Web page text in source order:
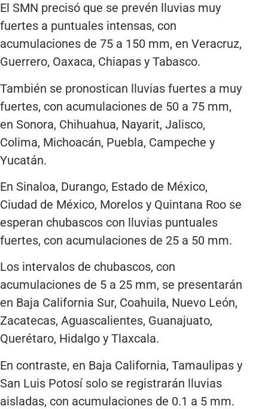
El SMN precisó que se prevén lluvias muy
fuertes a puntuales intensas, con
acumulaciones de 75 a 150 mm, en Veracruz,
Guerrero, Oaxaca, Chiapas y Tabasco.
También se pronostican lluvias fuertes a muy
fuertes, con acumulaciones de 50 a 75 mm,
en Sonora, Chihuahua, Nayarit, Jalisco,
Colima, Michoacán, Puebla, Campeche y
Yucatán.
En Sinaloa, Durango, Estado de México,
Ciudad de México, Morelos y Quintana Roo se
esperan chubascos con lluvias puntuales
fuertes, con acumulaciones de 25 a 50 mm.
Los intervalos de chubascos, con
acumulaciones de 5 a 25 mm, se presentarán
en Baja California Sur, Coahuila, Nuevo León,
Zacatecas, Aguascalientes, Guanajuato,
Querétaro, Hidalgo y Tlaxcala.
En contraste, en Baja California, Tamaulipas y
San Luis Potosí solo se registrarán lluvias
aisladas, con acumulaciones de 0.1 a 5 mm.